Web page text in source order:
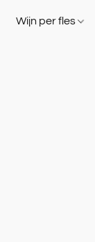
Wijn per fles